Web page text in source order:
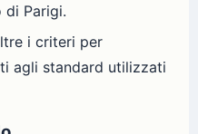
Parigi.
i criteri per
agli standard utilizzati